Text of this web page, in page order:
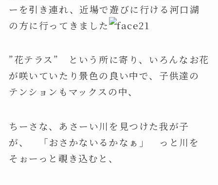
ーを引き連れ、近場で遊びに行ける河口湖
の方に行ってきました
”花テラス” という所に寄り、いろんなお花
が咲いていたり景色の良い中で、子供達の
テンションもマックスの中、
ちーさな、あさーい川を見つけた我が子
が、 「おさかないるかなぁ」 っと川を
そぉーっと覗き込むと、